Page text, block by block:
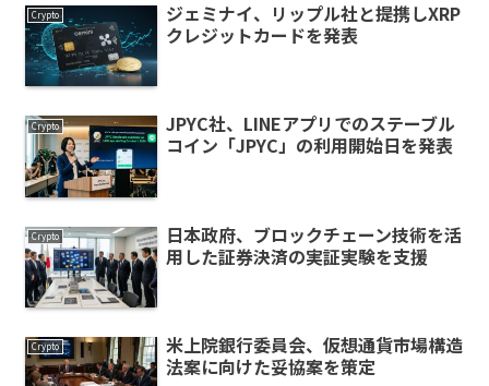
Crypto
ジェミナイ、リップル社と提携しXRP
クレジットカードを発表
Crypto
JPYC社、LINEアプリでのステーブル
コイン「JPYC」の利用開始日を発表
Crypto
日本政府、ブロックチェーン技術を活
用した証券決済の実証実験を支援
Crypto
米上院銀行委員会、仮想通貨市場構造
法案に向けた妥協案を策定